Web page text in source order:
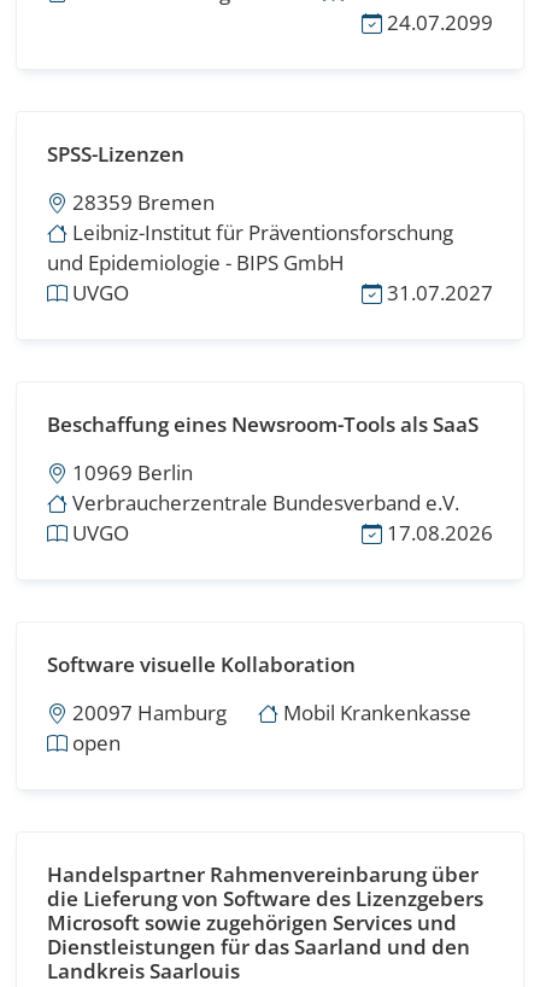
24.07.2099
SPSS-Lizenzen
28359 Bremen
Leibniz-Institut für Präventionsforschung
und Epidemiologie - BIPS GmbH
UVGO
31.07.2027
Beschaffung eines Newsroom-Tools als SaaS
10969 Berlin
Verbraucherzentrale Bundesverband e.V.
UVGO
17.08.2026
Software visuelle Kollaboration
20097 Hamburg
Mobil Krankenkasse
open
Handelspartner Rahmenvereinbarung über
die Lieferung von Software des Lizenzgebers
Microsoft sowie zugehörigen Services und
Dienstleistungen für das Saarland und den
Landkreis Saarlouis